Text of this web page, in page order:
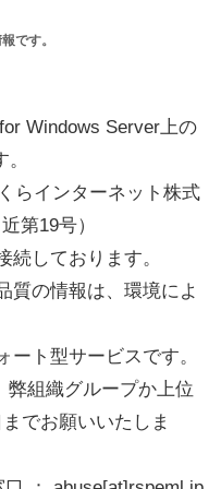
です。
Windows Server上の
らインターネット株式
第19号）
続しております。
質の情報は、環境によ
ト型サービスです。
弊組織グループか上位
でお願いいたしま